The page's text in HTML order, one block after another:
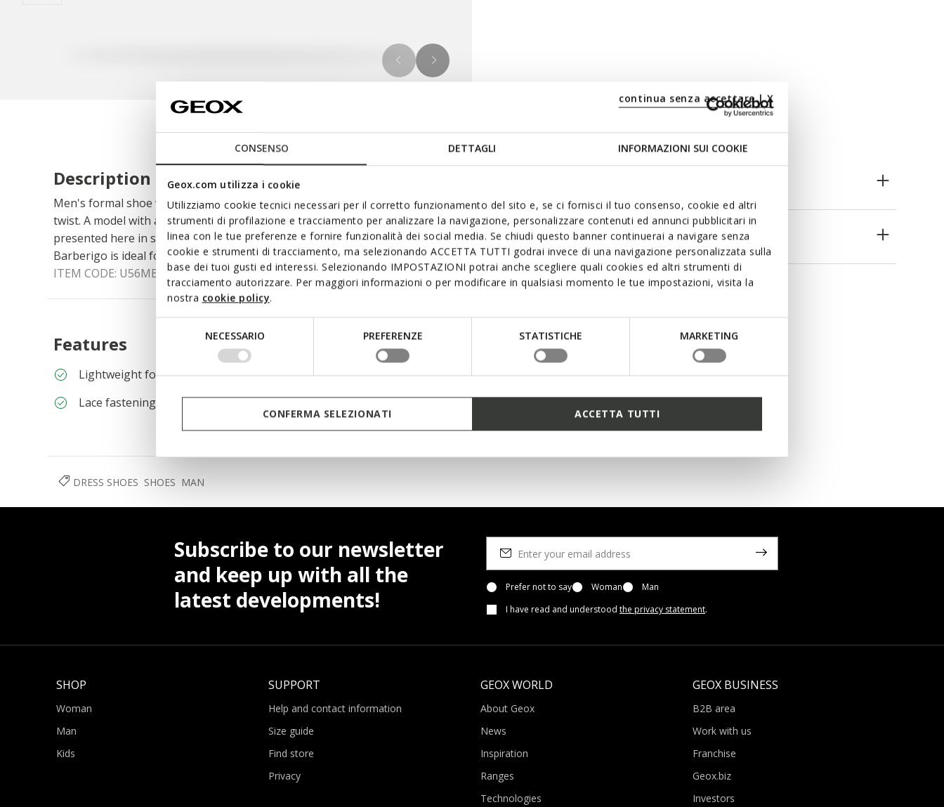
CONSENSO DETTAGLI INFORMAZIONI SUI COOKIE
Geox.com utilizza i cookie
Utilizziamo cookie tecnici necessari per il corretto funzionamento del sito e, se ci fornisci il tuo consenso, cookie ed altri
strumenti di profilazione e tracciamento per analizzare la navigazione, personalizzare contenuti ed annunci pubblicitari in
linea con le tue preferenze e fornire funzionalità dei social media. Se chiudi questo banner continuerai a navigare senza
cookie e strumenti di tracciamento, ma selezionando ACCETTA TUTTI godrai invece di una navigazione personalizzata sulla
base dei tuoi gusti ed interessi. Selezionando IMPOSTAZIONI potrai anche scegliere quali cookies ed altri strumenti di
tracciamento autorizzare. Per maggiori informazioni o per modificare in qualsiasi momento le tue impostazioni, visita la
nostra cookie policy.
NECESSARIO PREFERENZE STATISTICHE MARKETING
continua senza accettare | X
CONFERMA SELEZIONATI ACCETTA TUTTI
Description
Men's formal shoe with a refined and timeless design, revisited with an urban
twist. A model with a timeless design characterised by tapered lines, it is
presented here in smooth cognac leather. Comfortable and breathable,
Barberigo is ideal for enhancing the most sophisticated business looks.
ITEM CODE: U56MBD00043C6610
Features
Lightweight footwear
Lace fastening
Technologies
DRESS SHOES SHOES MAN
Subscribe to our newsletter
and keep up with all the
latest developments!
Prefer not to say Woman
Man
I have read and understood the privacy statement.
SHOP
Woman
Man
Kids
SUPPORT
Help and contact information
Size guide
Find store
Privacy
GEOX WORLD
About Geox
News
Inspiration
Ranges
Technologies
GEOX BUSINESS
B2B area
Work with us
Franchise
Geox.biz
Investors